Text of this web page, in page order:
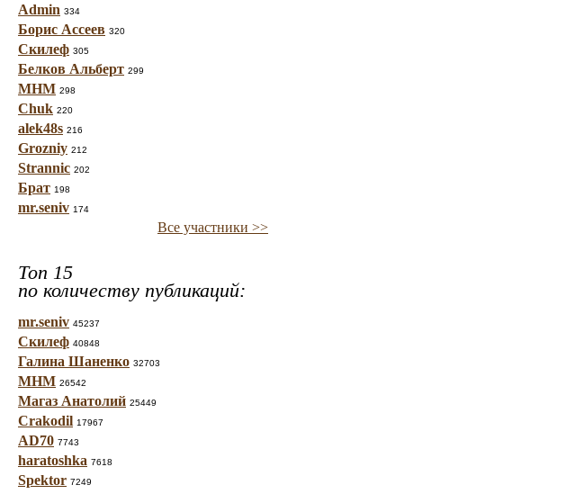
Admin 334
Борис Ассеев 320
Скилеф 305
Белков Альберт 299
МНМ 298
Chuk 220
alek48s 216
Grozniy 212
Strannic 202
Брат 198
mr.seniv 174
Все участники >>
Топ 15
по количеству публикаций:
mr.seniv 45237
Скилеф 40848
Галина Шаненко 32703
МНМ 26542
Магаз Анатолий 25449
Crakodil 17967
AD70 7743
haratoshka 7618
Spektor 7249